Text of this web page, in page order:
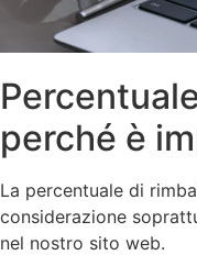
perché è
La percentuale di
considerazione
nel nostro sito web.